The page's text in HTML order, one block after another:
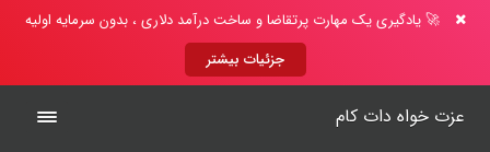
🚀 یادگیری یک مهارت پرتقاضا و ساخت درآمد دلاری ، بدون سرمایه اولیه
جزئیات بیشتر
عزت خواه دات کام